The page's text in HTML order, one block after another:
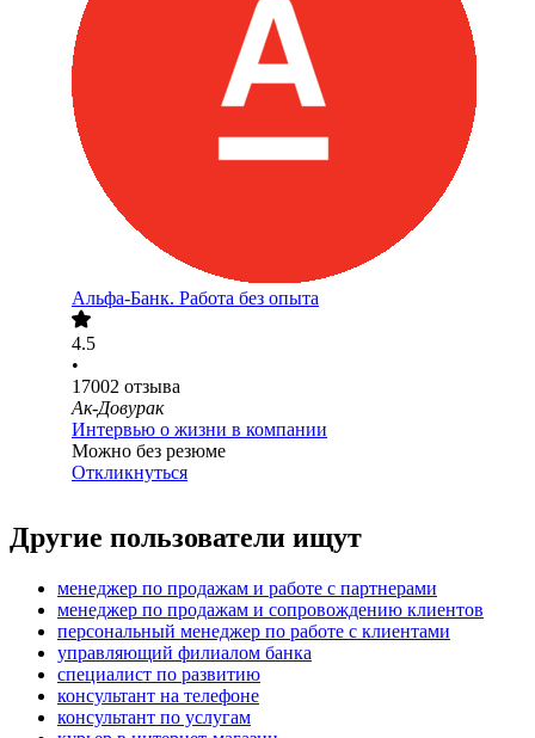
Альфа-Банк. Работа без опыта
4.5
•
17002 отзыва
Ак-Довурак
Интервью о жизни в компании
Можно без резюме
Откликнуться
Другие пользователи ищут
менеджер по продажам и работе с партнерами
менеджер по продажам и сопровождению клиентов
персональный менеджер по работе с клиентами
управляющий филиалом банка
специалист по развитию
консультант на телефоне
консультант по услугам